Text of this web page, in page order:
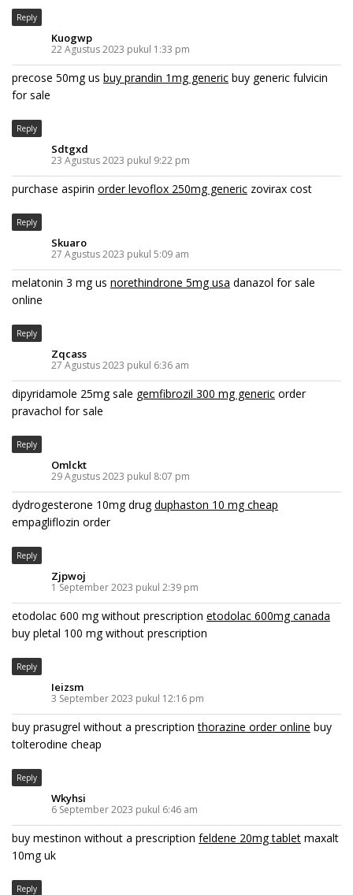
Reply
Kuogwp
22 Agustus 2023 pukul 1:33 pm
precose 50mg us buy prandin 1mg generic buy generic fulvicin
for sale
Reply
Sdtgxd
23 Agustus 2023 pukul 9:22 pm
purchase aspirin order levoflox 250mg generic zovirax cost
Reply
Skuaro
27 Agustus 2023 pukul 5:09 am
melatonin 3 mg us norethindrone 5mg usa danazol for sale
online
Reply
Zqcass
27 Agustus 2023 pukul 6:36 am
dipyridamole 25mg sale gemfibrozil 300 mg generic order
pravachol for sale
Reply
Omlckt
29 Agustus 2023 pukul 8:07 pm
dydrogesterone 10mg drugduphaston 10 mg cheap
empagliflozin order
Reply
Zjpwoj
1 September 2023 pukul 2:39 pm
etodolac 600 mg without prescription etodolac 600mg canada
buy pletal 100 mg without prescription
Reply
Ieizsm
3 September 2023 pukul 12:16 pm
buy prasugrel without a prescriptionthorazine order online buy
tolterodine cheap
Reply
Wkyhsi
6 September 2023 pukul 6:46 am
buy mestinon without a prescription feldene 20mg tablet maxalt
10mg uk
Reply